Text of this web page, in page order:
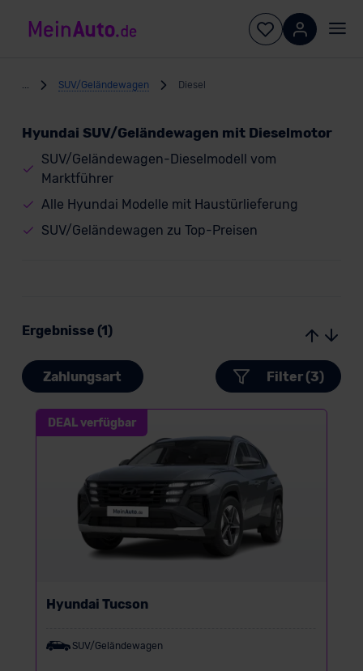
SUV/Geländewagen Diesel
Hyundai SUV/Geländewagen mit Dieselmotor
SUV/Geländewagen-Dieselmodell vom
Marktführer
Alle Hyundai Modelle mit Haustürlieferung
SUV/Geländewagen zu Top-Preisen
Ergebnisse (1)
Zahlungsart Filter (3)
DEAL verfügbar
Hyundai Tucson
SUV/Geländewagen